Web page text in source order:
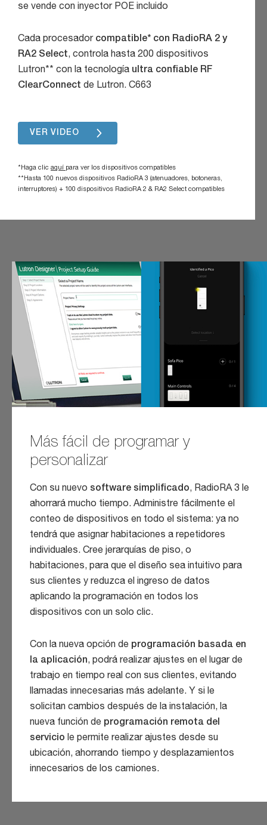
se vende con inyector POE incluido
Cada procesador compatible* con RadioRA 2 y
RA2 Select, controla hasta 200 dispositivos
Lutron** con la tecnología ultra confiable RF
ClearConnect de Lutron. C663
VER VIDEO
*Haga clic aquí para ver los dispositivos compatibles
**Hasta 100 nuevos dispositivos RadioRA 3 (atenuadores, botoneras,
interruptores) + 100 dispositivos RadioRA 2 & RA2 Select compatibles
Más fácil de programar y
personalizar
Con su nuevo software simplificado, RadioRA 3 le
ahorrará mucho tiempo. Administre fácilmente el
conteo de dispositivos en todo el sistema: ya no
tendrá que asignar habitaciones a repetidores
individuales. Cree jerarquías de piso, o
habitaciones, para que el diseño sea intuitivo para
sus clientes y reduzca el ingreso de datos
aplicando la programación en todos los
dispositivos con un solo clic.
Con la nueva opción de programación basada en
la aplicación, podrá realizar ajustes en el lugar de
trabajo en tiempo real con sus clientes, evitando
llamadas innecesarias más adelante. Y si le
solicitan cambios después de la instalación, la
nueva función de programación remota del
servicio le permite realizar ajustes desde su
ubicación, ahorrando tiempo y desplazamientos
innecesarios de los camiones.